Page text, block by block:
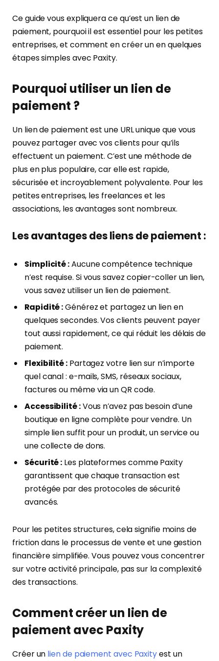
Ce guide vous expliquera ce qu’est un lien de
paiement, pourquoi il est essentiel pour les petites
entreprises, et comment en créer un en quelques
étapes simples avec Paxity.
Pourquoi utiliser un lien de
paiement ?
Un lien de paiement est une URL unique que vous
pouvez partager avec vos clients pour qu’ils
effectuent un paiement. C’est une méthode de
plus en plus populaire, car elle est rapide,
sécurisée et incroyablement polyvalente. Pour les
petites entreprises, les freelances et les
associations, les avantages sont nombreux.
Les avantages des liens de paiement :
Simplicité :Aucune compétence technique
n’est requise. Si vous savez copier-coller un lien,
vous savez utiliser un lien de paiement.
Rapidité :Générez et partagez un lien en
quelques secondes. Vos clients peuvent payer
tout aussi rapidement, ce qui réduit les délais de
paiement.
Flexibilité :Partagez votre lien sur n’importe
quel canal : e-mails, SMS, réseaux sociaux,
factures ou même via un QR code.
Accessibilité :Vous n’avez pas besoin d’une
boutique en ligne complète pour vendre. Un
simple lien suffit pour un produit, un service ou
une collecte de dons.
Sécurité : Les plateformes comme Paxity
garantissent que chaque transaction est
protégée par des protocoles de sécurité
avancés.
Pour les petites structures, cela signifie moins de
friction dans le processus de vente et une gestion
financière simplifiée. Vous pouvez vous concentrer
sur votre activité principale, pas sur la complexité
des transactions.
Comment créer un lien de
paiement avec Paxity
Créer un lien de paiement avec Paxityest un